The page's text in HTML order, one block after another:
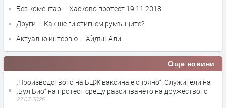
Без коментар – Хасково протест 19 11 2018
Други – Как ще ги стигнем румънците?
Актуално интервю – Айдън Али
Още новини
„Производството на БЦЖ ваксина е спряно“. Служители на
„Бул Био“ на протест срещу разсипването на дружеството
23.07.2026